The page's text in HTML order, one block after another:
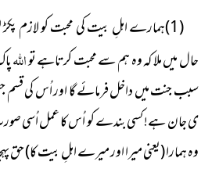
(1) ہمارے اہلِ بیت کی محبت کو لازم پکڑ
حال میں ملا کہ وہ ہم سے محبت کرتاہے تواللہ
سبب جنت میں داخل فرمائے گا اور اُس کی
ی جان ہے! کسی بندے کو اُس کا عمل اُسی
وہ ہمارا (یعنی میرا اور میرے اہلِ بیت کا) حق